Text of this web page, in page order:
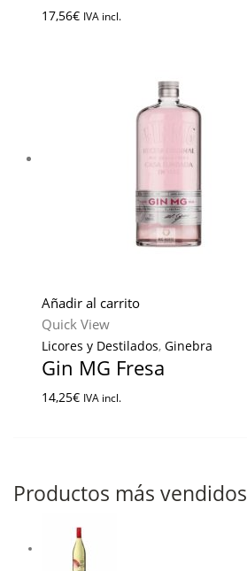
17,56€ IVA incl.
Añadir al carrito
Quick View
Licores y Destilados, Ginebra
Gin MG Fresa
14,25€ IVA incl.
Productos más vendidos